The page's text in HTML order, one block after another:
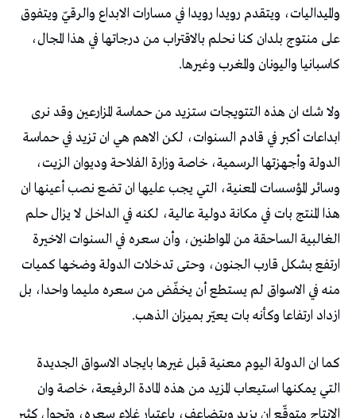
والميداليات، ويتقدم رويدا رويدا في مسارات الابداع والرقيّ ويتفوق
على منتوج بلدان كنا نحلم بالاقتراب من درجاتها في هذا المجال،
كاسبانيا واليونان والمغرب وغيرها.
ولا شك ان هذه التتويجات ستزيد من حماسة المزارعين وقد نرى
ابداعات أكبر في قادم السنوات، لكن الاهم هي ان تزيد في حماسة
الدولة وأجهزتها الرسمية، خاصة وزارة الفلاحة وديوان الزيت،
وسائر المؤسسات المعنية، التي يجب عليها ان تضع نصب أعينها ان
هذا المنتج بات في مكانة دولية عالية، لكنه في الداخل لا يزال حلم
الغالبية الساحقة من المواطنين، وأن سعره في السنوات الاخيرة
ارتفع بشكل قارب الجنون، وحتى تدخلات الدولة وضخها كميات
منه في الاسواق لم يستطع أن يخفّض من سعره مليما واحدا، بل
ازداد ارتفاعا وكأنه بات يعيّر بميزان الذهب.
كما ان الدولة اليوم معنية قبل غيرها بايجاد الاسواق الجديدة
التي يمكنها استيعاب المزيد من هذه المادة الرفيعة، خاصة وان